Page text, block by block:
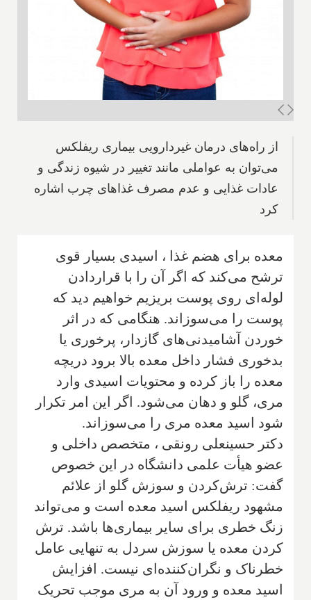
از راه‌های درمان غیردارویی بیماری ریفلکس
می‌توان به عواملی مانند تغییر در شیوه زندگی و
عادات غذایی و عدم‌ مصرف غذاهای چرب اشاره
کرد
معده برای هضم غذا ، اسیدی بسیار قوی
ترشح می‌‌کند که اگر آن را با قراردادن
لوله‌ای روی پوست بریزیم خواهیم دید که
پوست را می‌سوزاند. هنگامی که در اثر
خوردن آشامیدنی‌‌های گازدار، پرخوری یا
بدخوری فشار داخل معده بالا برود دریچه
معده را باز کرده و محتویات اسیدی وارد
مری‌، گلو و دهان می‌‌شود‌. اگر این امر تکرار
شود اسید معده مری را می‌سوزاند.
دکتر حسینعلی رونقی ، متخصص داخلی و
عضو هیأت علمی دانشگاه در این خصوص
گفت: ترش‌کردن و سوزش گلو از علائم
مشهود ریفلکس اسید معده است و می‌تواند
زنگ خطری برای سایر بیماری‌ها باشد. ترش
کردن معده یا سوزش سردل به تنهایی عامل
خطرناک و نگران‌کننده‌ای نیست. افزایش
اسید معده و ورود آن به مری موجب تحریک